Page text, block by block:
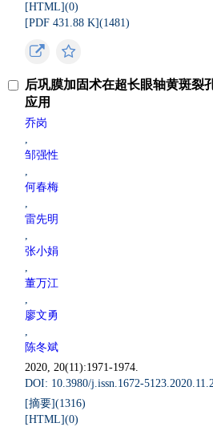
[HTML](0)
[PDF 431.88 K](1481)
后巩膜加固术在超长眼轴黄斑裂
应用
乔岗
,
邹强性
,
何春梅
,
雷先明
,
张小娟
,
董万江
,
廖文勇
,
陈冬斌
2020, 20(11):1971-1974.
DOI: 10.3980/j.issn.1672-
[摘要](1316)
[HTML](0)